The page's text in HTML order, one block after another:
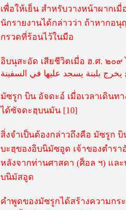
เพื่อให้เย็น สำหรับวางหน้าผากเ
นักรายงานได้กล่าวว่า ถ้าหากอ
กรวดที่ร้อนไว้ในมือ
อิบนุสะอัด เสียชีวิตเมื่อ ฮ.ศ. ๒๐
بلبنة يسجد عليها في السفينة
มัซรูก บิน อัจดะอ์ เมื่อเวลาเดินท
ได้ซัจดะฮฺบนมัน [10]
สิ่งจำเป็นต้องกล่าวถึงคือ มัซรูก
บะฮฺของอิบนิมัซอูด เจ้าของตำร
หลังจากท่านศาสดา (ศ็อล ฯ) แล
บนิมัสอูด
คำพูดของมัซรูกได้สร้างความกร